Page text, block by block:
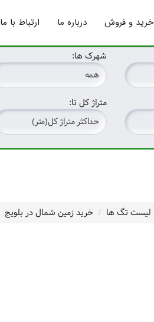
خرید و فروش درباره ما ارتباط با ما
شهرک ها:
متراژ کل تا:
لیست تگ ها خرید زمین شمال در بلویج